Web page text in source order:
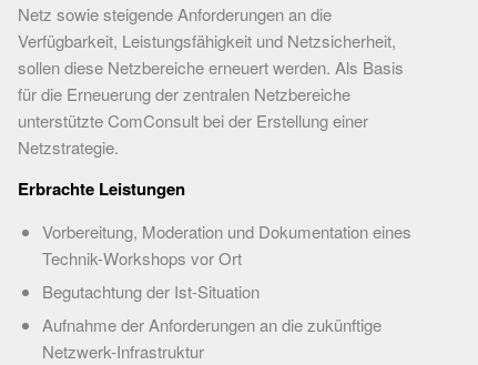
Netz sowie steigende Anforderungen an die
Verfügbarkeit, Leistungsfähigkeit und Netzsicherheit,
sollen diese Netzbereiche erneuert werden. Als Basis
für die Erneuerung der zentralen Netzbereiche
unterstützte ComConsult bei der Erstellung einer
Netzstrategie.
Erbrachte Leistungen
Vorbereitung, Moderation und Dokumentation eines
Technik-Workshops vor Ort
Begutachtung der Ist-Situation
Aufnahme der Anforderungen an die zukünftige
Netzwerk-Infrastruktur